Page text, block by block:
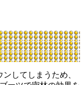
してしまうため、